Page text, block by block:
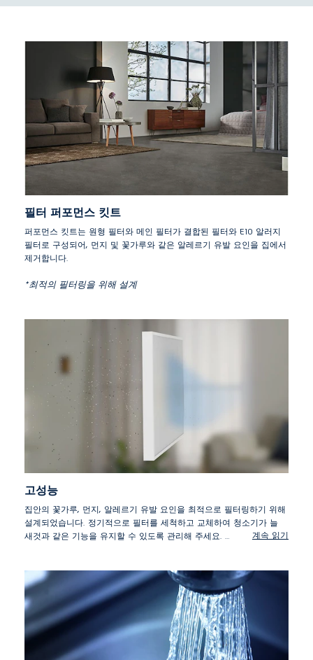
필터 퍼포먼스 킷트
퍼포먼스 킷트는 원형 필터와 메인 필터가 결합된 필터와 E10 알러지
필터로 구성되어, 먼지 및 꽃가루와 같은 알레르기 유발 요인을 집에서
제거합니다.
*최적의 필터링을 위해 설계
고성능
집안의 꽃가루, 먼지, 알레르기 유발 요인을 최적으로 필터링하기 위해
설계되었습니다. 정기적으로 필터를 세척하고 교체하여 청소기가 늘
새것과 같은 기능을 유지할 수 있도록 관리해 주세요.
계속 읽기